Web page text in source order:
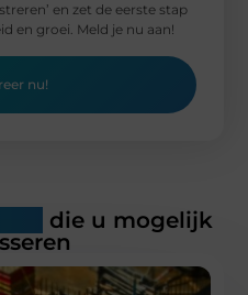
en zet de eerste stap
en groei. Meld je nu aan!
nu!
die u mogelijk